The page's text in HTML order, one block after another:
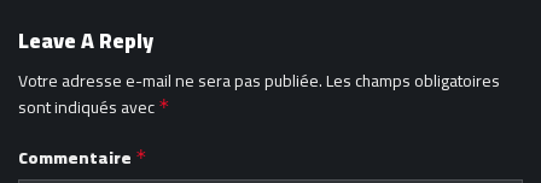
Leave A Reply
Votre adresse e-mail ne sera pas publiée.Les champs obligatoires
sont indiqués avec *
Commentaire *